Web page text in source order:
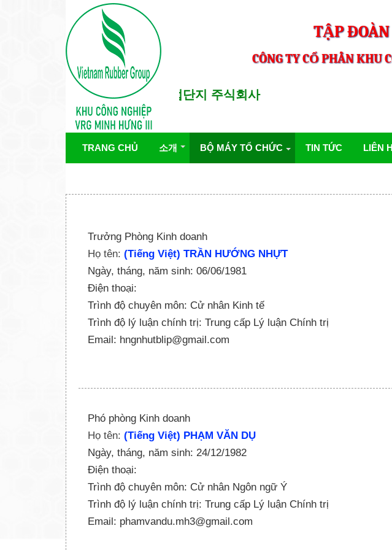
TẬP ĐOÀN
CÔNG TY CỔ PHẦN KHU
투자자 : 빈론고무 공업단지 주식회사
TRANG CHỦ 소개 BỘ MÁY TỔ CHỨC TIN TỨC LIÊN
Trưởng Phòng Kinh doanh
Họ tên: (Tiếng Việt) TRẦN HƯỚNG NHỰT
Ngày, tháng, năm sinh: 06/06/1981
Điện thoại:
Trình độ chuyên môn: Cử nhân Kinh tế
Trình độ lý luận chính trị: Trung cấp Lý luận Chính trị
Email: hngnhutblip@gmail.com
Phó phòng Kinh doanh
Họ tên: (Tiếng Việt) PHẠM VĂN DỤ
Ngày, tháng, năm sinh: 24/12/1982
Điện thoại:
Trình độ chuyên môn: Cử nhân Ngôn ngữ Ý
Trình độ lý luận chính trị: Trung cấp Lý luận Chính trị
Email: phamvandu.mh3@gmail.com